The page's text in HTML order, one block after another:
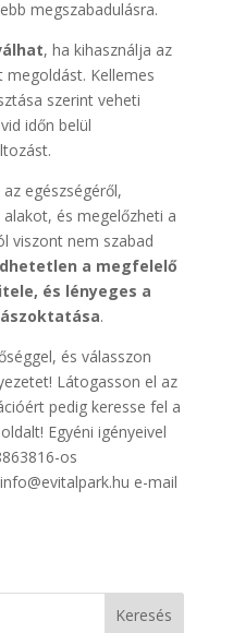
megszabadulásra.
, ha kihasználja az
Kellemes
szerint veheti
időn belül
egészségéről,
és megelőzheti a
viszont nem szabad
a megfelelő
és lényeges a
.
és válasszon
Látogasson el az
pedig keresse fel a
Egyéni igényeivel
os
e-mail